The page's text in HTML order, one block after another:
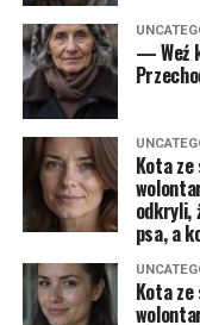
— Weź
Kota
odkryli,
psa, a
Kota